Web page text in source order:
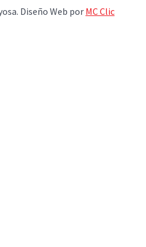
Diseño Web por MC Clic